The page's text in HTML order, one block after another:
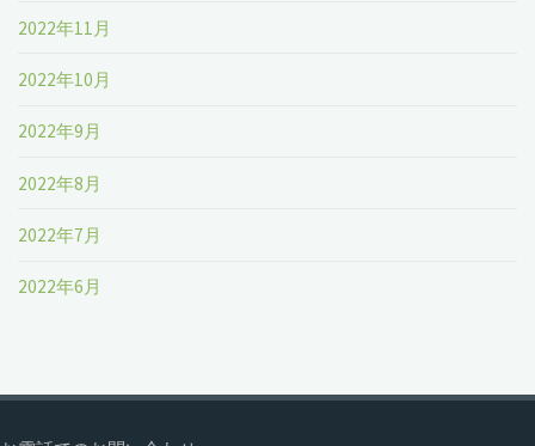
2022年11月
2022年10月
2022年9月
2022年8月
2022年7月
2022年6月